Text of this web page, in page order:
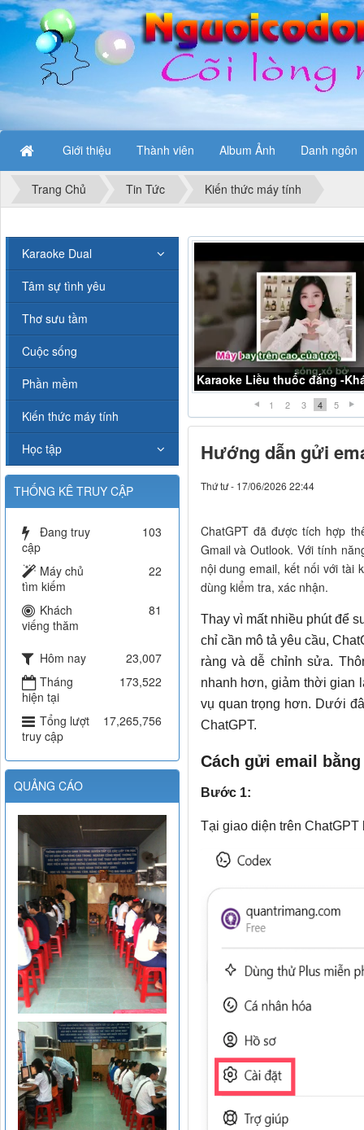
Giới thiệu Thành viên Album Ảnh Danh ngôn
Trang Chủ Tin Tức Kiến thức máy tính
Karaoke Liều thuốc đắng -
1 2 3 4 5
Hướng dẫn gửi
Thứ tư - 17/06/2026 22:44
ChatGPT đã được tích hợp
Gmail và Outlook. Với tính
nội dung email, kết nối với tài
dùng kiểm tra, xác nhận.
Thay vì mất nhiều phút để
chỉ cần mô tả yêu cầu,
ràng và dễ chỉnh sửa.
nhanh hơn, giảm thời gian
vụ quan trọng hơn. Dưới
ChatGPT.
Cách gửi email bằng
Bước 1:
Tại giao diện trên
Karaoke Dual
Tâm sự tình yêu
Thơ sưu tầm
Cuộc sống
Phần mềm
Kiến thức máy tính
Học tập
THỐNG KÊ TRUY CẬP
Đang truy
cập
103
Máy chủ
tìm kiếm
22
Khách
viếng thăm
81
Hôm nay
23,007
Tháng
hiện tại
173,522
Tổng lượt
truy cập
17,265,756
QUẢNG CÁO